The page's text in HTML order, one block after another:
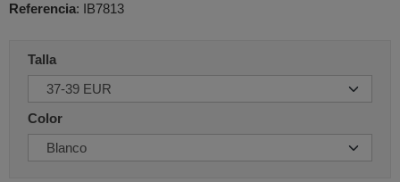
Referencia: IB7813
Talla
Color